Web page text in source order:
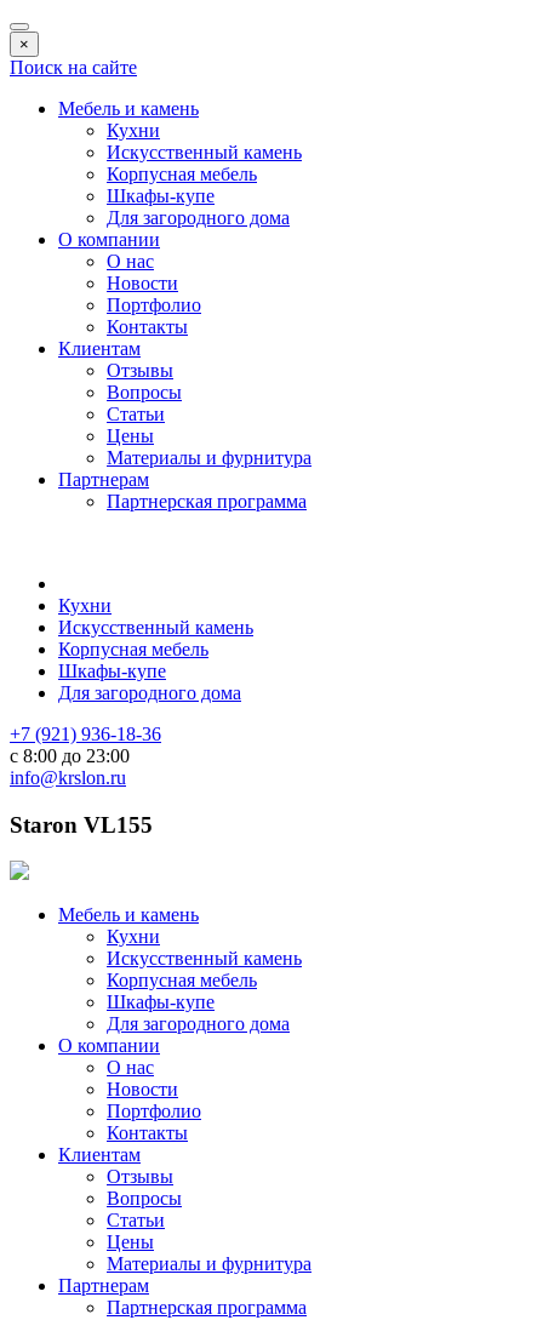
×
Поиск на сайте
Мебель и камень
Кухни
Искусственный камень
Корпусная мебель
Шкафы-купе
Для загородного дома
О компании
О нас
Новости
Портфолио
Контакты
Клиентам
Отзывы
Вопросы
Статьи
Цены
Материалы и фурнитура
Партнерам
Партнерская программа
Кухни
Искусственный камень
Корпусная мебель
Шкафы-купе
Для загородного дома
+7 (921) 936-18-36
с 8:00 до 23:00
info@krslon.ru
Staron VL155
Мебель и камень
Кухни
Искусственный камень
Корпусная мебель
Шкафы-купе
Для загородного дома
О компании
О нас
Новости
Портфолио
Контакты
Клиентам
Отзывы
Вопросы
Статьи
Цены
Материалы и фурнитура
Партнерам
Партнерская программа